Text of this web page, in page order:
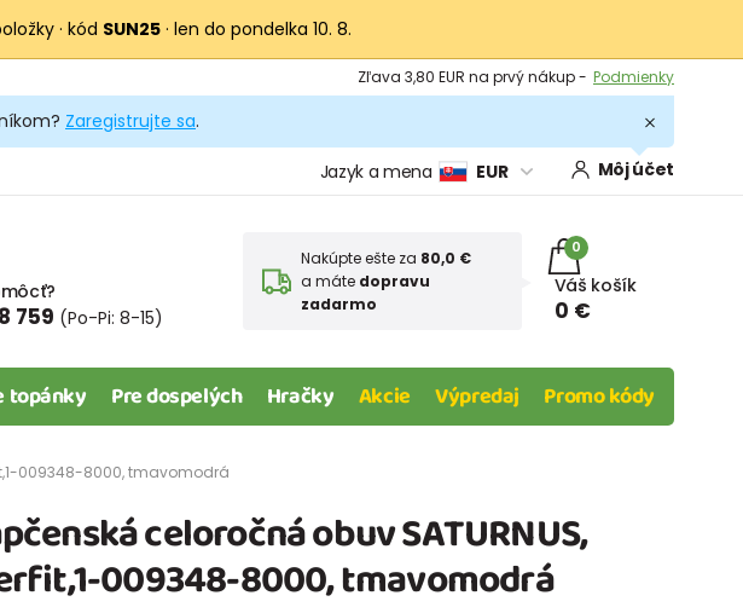
· kód SUN25 · len do pondelka 10. 8.
Výmena a vrátenie tovaru - Zobraziť
Podmienky
Zaregistrujte sa.
Jazyk a mena EUR Môj účet
759 (Po-Pi: 8-15)
Nakúpte ešte za 80,0 €
a máte dopravu
zadarmo
0
Váš košík
0 €
topánky Pre dospelých Hračky Akcie Výpredaj Promo kódy
009348-8000, tmavomodrá
celoročná obuv SATURNUS,
009348-8000, tmavomodrá